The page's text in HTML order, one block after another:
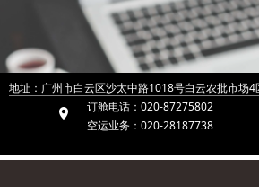
넹
地址：广州市白云区沙太中路1018号白云农批市场
订舱电话：020-87275802
空运业务：020-28187738